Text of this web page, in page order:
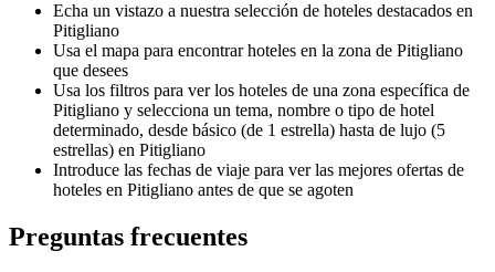
Echa un vistazo a nuestra selección de hoteles destacados en
Pitigliano
Usa el mapa para encontrar hoteles en la zona de Pitigliano
que desees
Usa los filtros para ver los hoteles de una zona específica de
Pitigliano y selecciona un tema, nombre o tipo de hotel
determinado, desde básico (de 1 estrella) hasta de lujo (5
estrellas) en Pitigliano
Introduce las fechas de viaje para ver las mejores ofertas de
hoteles en Pitigliano antes de que se agoten
Preguntas frecuentes